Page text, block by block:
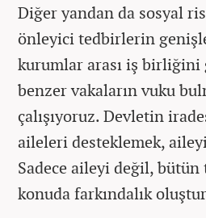
Diğer yandan da sosyal
önleyici tedbirlerin
kurumlar arası iş birliğini
benzer vakaların vuku
çalışıyoruz. Devletin
aileleri desteklemek,
Sadece aileyi değil,
konuda farkındalık